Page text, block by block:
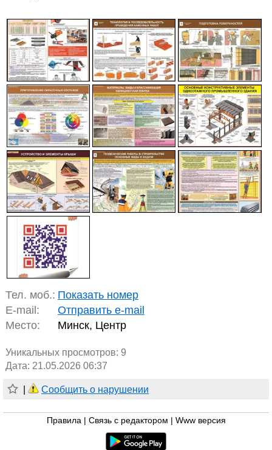
Тел. моб.: Показать номер
E-mail:
Отправить e-mail
Место:
Минск, Центр
Уникальных просмотров: 9
Дата: 21.05.2026 06:37
Сообщить о нарушении
Правила Связь с редактором Www версия